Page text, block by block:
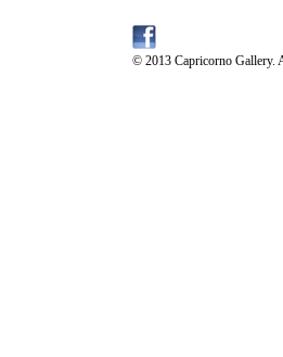
© 2013 Capricorno Gallery.